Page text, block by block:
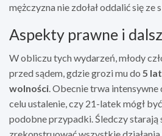
mężczyzna nie zdołał oddalić się
Aspekty prawne i
W obliczu tych wydarzeń, młody
przed sądem, gdzie grozi mu do 5
wolności. Obecnie trwa intensywne
celu ustalenie, czy 21-latek mógł
podobne przypadki. Śledczy starają